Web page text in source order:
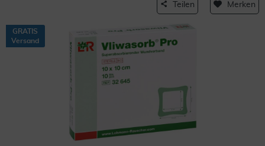
Teilen Merken
GRATIS
Versand